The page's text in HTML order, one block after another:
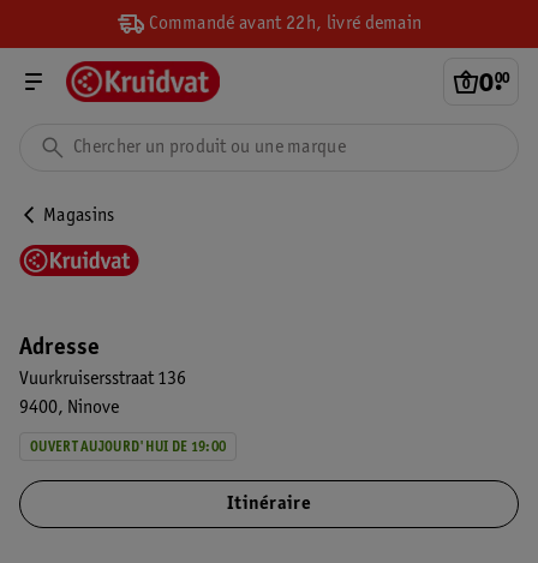
Commandé avant 22h, livré demain
0.
00
Magasins
Adresse
Vuurkruisersstraat 136
9400
Ninove
OUVERT AUJOURD'HUI DE 19:00
Itinéraire